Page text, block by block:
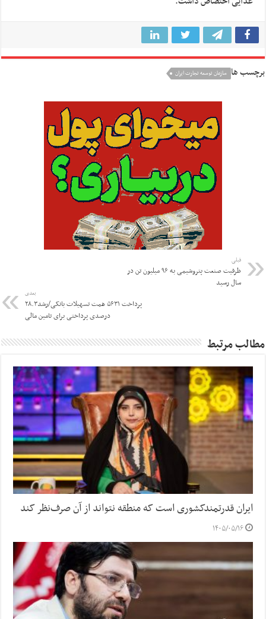
برچسب ها سازمان توسعه تجارت ایران
قبلی
ظرفیت صنعت پتروشیمی به ۹۶ میلیون تن در
سال رسید
بعدی
پرداخت ۵۶۳۱ همت تسهیلات بانکی/رشد۲۸.۳
درصدی پرداختی برای تامین مالی
مطالب مرتبط
ایران قدرتمندکشوری است که منطقه نتواند از آن صرف‌نظر کند
۱۴۰۵/۰۵/۱۶